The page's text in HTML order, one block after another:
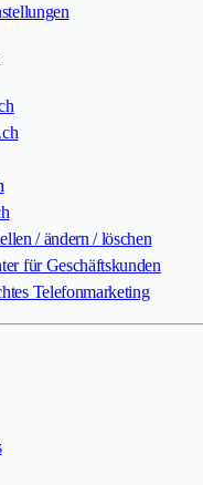
/ ändern / löschen
für Geschäftskunden
Telefonmarketing